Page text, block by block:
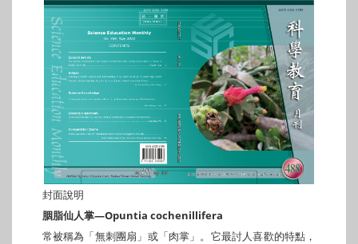
封面說明
胭脂仙人掌—Opuntia cochenillifera
常被稱為「無刺團扇」或「肉掌」。它最討人喜歡的特點，